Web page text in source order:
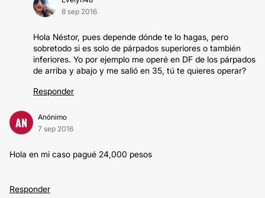
8 sep 2016
Hola Néstor, pues depende dónde te lo hagas, pero
sobretodo si es solo de párpados superiores o también
inferiores. Yo por ejemplo me operé en DF de los párpados
de arriba y abajo y me salió en 35, tú te quieres operar?
Responder
AN
Anónimo
7 sep 2016
Hola en mi caso pagué 24,000 pesos
Responder